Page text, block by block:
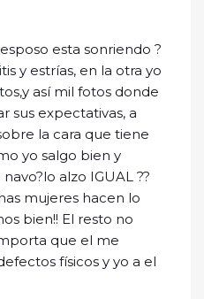
esta sonriendo ?
y estrías, en la otra yo
así mil fotos donde
sus expectativas, a
la cara que tiene
yo salgo bien y
alzo IGUAL ??
mujeres hacen lo
bien!! El resto no
que el me
físicos y yo a el